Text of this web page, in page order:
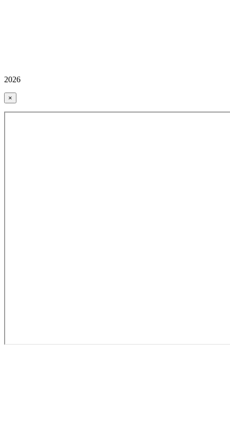
2026
×